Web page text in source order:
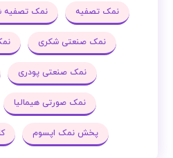
نمک تصفیه نمک تصفیه
نمک صنعتی شکری
نمک صنعتی پودری
نمک صورتی هیمالیا
پخش نمک اپسوم